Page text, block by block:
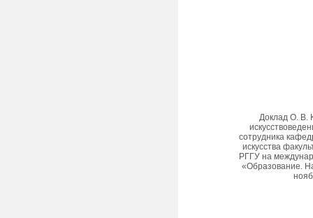
Доклад О. В.
сотрудника
искусства
РГГУ на
«Образование.